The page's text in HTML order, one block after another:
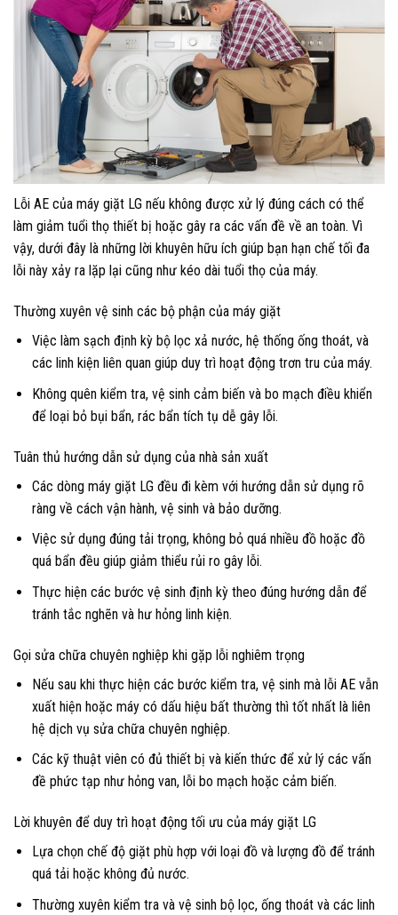
Lỗi AE của máy giặt LG nếu không được xử lý đúng cách có thể
làm giảm tuổi thọ thiết bị hoặc gây ra các vấn đề về an toàn. Vì
vậy, dưới đây là những lời khuyên hữu ích giúp bạn hạn chế tối đa
lỗi này xảy ra lặp lại cũng như kéo dài tuổi thọ của máy.
Thường xuyên vệ sinh các bộ phận của máy giặt
Việc làm sạch định kỳ bộ lọc xả nước, hệ thống ống thoát, và
các linh kiện liên quan giúp duy trì hoạt động trơn tru của máy.
Không quên kiểm tra, vệ sinh cảm biến và bo mạch điều khiển
để loại bỏ bụi bẩn, rác bẩn tích tụ dễ gây lỗi.
Tuân thủ hướng dẫn sử dụng của nhà sản xuất
Các dòng máy giặt LG đều đi kèm với hướng dẫn sử dụng rõ
ràng về cách vận hành, vệ sinh và bảo dưỡng.
Việc sử dụng đúng tải trọng, không bỏ quá nhiều đồ hoặc đồ
quá bẩn đều giúp giảm thiểu rủi ro gây lỗi.
Thực hiện các bước vệ sinh định kỳ theo đúng hướng dẫn để
tránh tắc nghẽn và hư hỏng linh kiện.
Gọi sửa chữa chuyên nghiệp khi gặp lỗi nghiêm trọng
Nếu sau khi thực hiện các bước kiểm tra, vệ sinh mà lỗi AE vẫn
xuất hiện hoặc máy có dấu hiệu bất thường thì tốt nhất là liên
hệ dịch vụ sửa chữa chuyên nghiệp.
Các kỹ thuật viên có đủ thiết bị và kiến thức để xử lý các vấn
đề phức tạp như hỏng van, lỗi bo mạch hoặc cảm biến.
Lời khuyên để duy trì hoạt động tối ưu của máy giặt LG
Lựa chọn chế độ giặt phù hợp với loại đồ và lượng đồ để tránh
quá tải hoặc không đủ nước.
Thường xuyên kiểm tra và vệ sinh bộ lọc, ống thoát và các linh